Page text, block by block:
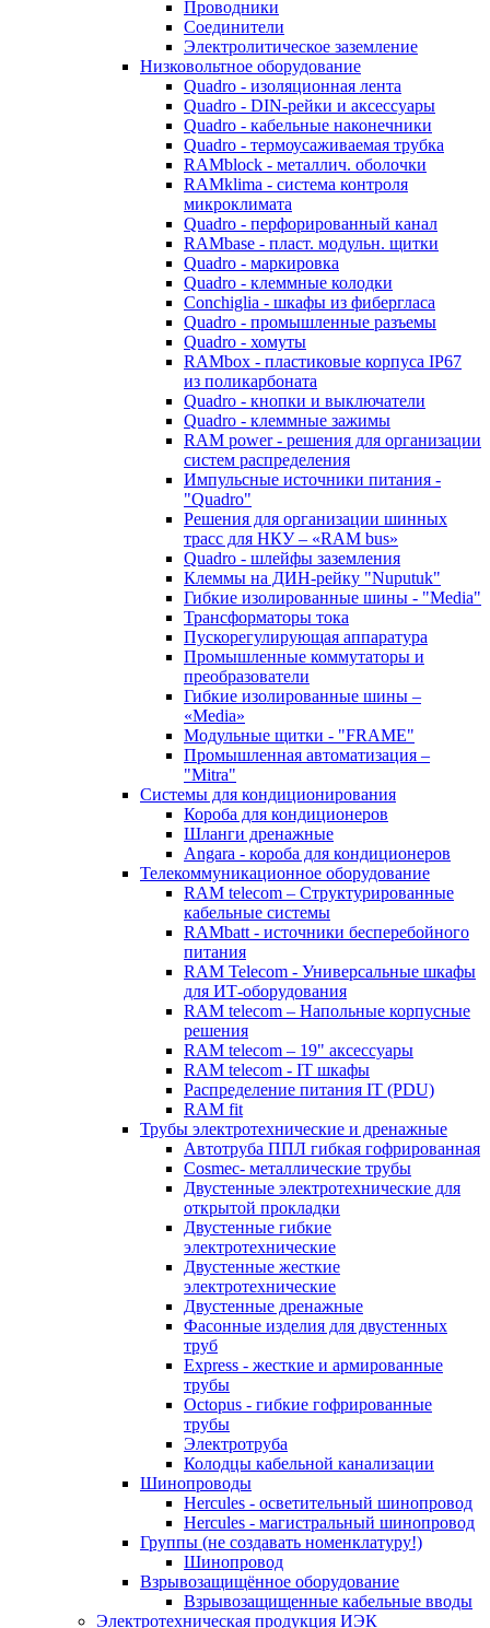
Проводники
Соединители
Электролитическое заземление
Низковольтное оборудование
Quadro - изоляционная лента
Quadro - DIN-рейки и аксессуары
Quadro - кабельные наконечники
Quadro - термоусаживаемая трубка
RAMblock - металлич. оболочки
RAMklima - система контроля
микроклимата
Quadro - перфорированный канал
RAMbase - пласт. модульн. щитки
Quadro - маркировка
Quadro - клеммные колодки
Conchiglia - шкафы из фибергласа
Quadro - промышленные разъемы
Quadro - хомуты
RAMbox - пластиковые корпуса IP67
из поликарбоната
Quadro - кнопки и выключатели
Quadro - клеммные зажимы
RAM power - решения для организации
систем распределения
Импульсные источники питания -
"Quadro"
Решения для организации шинных
трасс для НКУ – «RAM bus»
Quadro - шлейфы заземления
Клеммы на ДИН-рейку "Nuputuk"
Гибкие изолированные шины - "Media"
Трансформаторы тока
Пускорегулирующая аппаратура
Промышленные коммутаторы и
преобразователи
Гибкие изолированные шины –
«Media»
Модульные щитки - "FRAME"
Промышленная автоматизация –
"Mitra"
Системы для кондиционирования
Короба для кондиционеров
Шланги дренажные
Angara - короба для кондиционеров
Телекоммуникационное оборудование
RAM telecom – Структурированные
кабельные системы
RAMbatt - источники бесперебойного
питания
RAM Telecom - Универсальные шкафы
для ИТ-оборудования
RAM telecom – Напольные корпусные
решения
RAM telecom – 19" аксессуары
RAM telecom - IT шкафы
Распределение питания IT (PDU)
RAM fit
Трубы электротехнические и дренажные
Автотруба ППЛ гибкая гофрированная
Cosmec- металлические трубы
Двустенные электротехнические для
открытой прокладки
Двустенные гибкие
электротехнические
Двустенные жесткие
электротехнические
Двустенные дренажные
Фасонные изделия для двустенных
труб
Express - жесткие и армированные
трубы
Octopus - гибкие гофрированные
трубы
Электротруба
Колодцы кабельной канализации
Шинопроводы
Hercules - осветительный шинопровод
Hercules - магистральный шинопровод
Группы (не создавать номенклатуру!)
Шинопровод
Взрывозащищённое оборудование
Взрывозащищенные кабельные вводы
Электротехническая продукция ИЭК